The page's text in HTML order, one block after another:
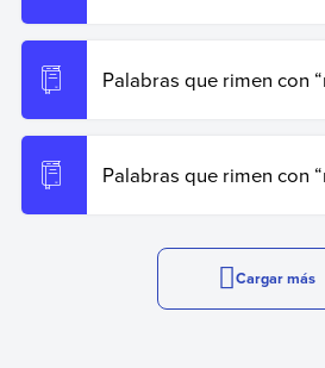
Palabras que rimen con
Palabras que rimen con
Cargar más